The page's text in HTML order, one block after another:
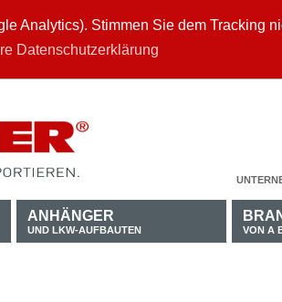
Analytics). Stimmen Sie dem Tracking
Datenschutzerklärung
ANHÄNGER
UND LKW-AUFBAUTEN VON A